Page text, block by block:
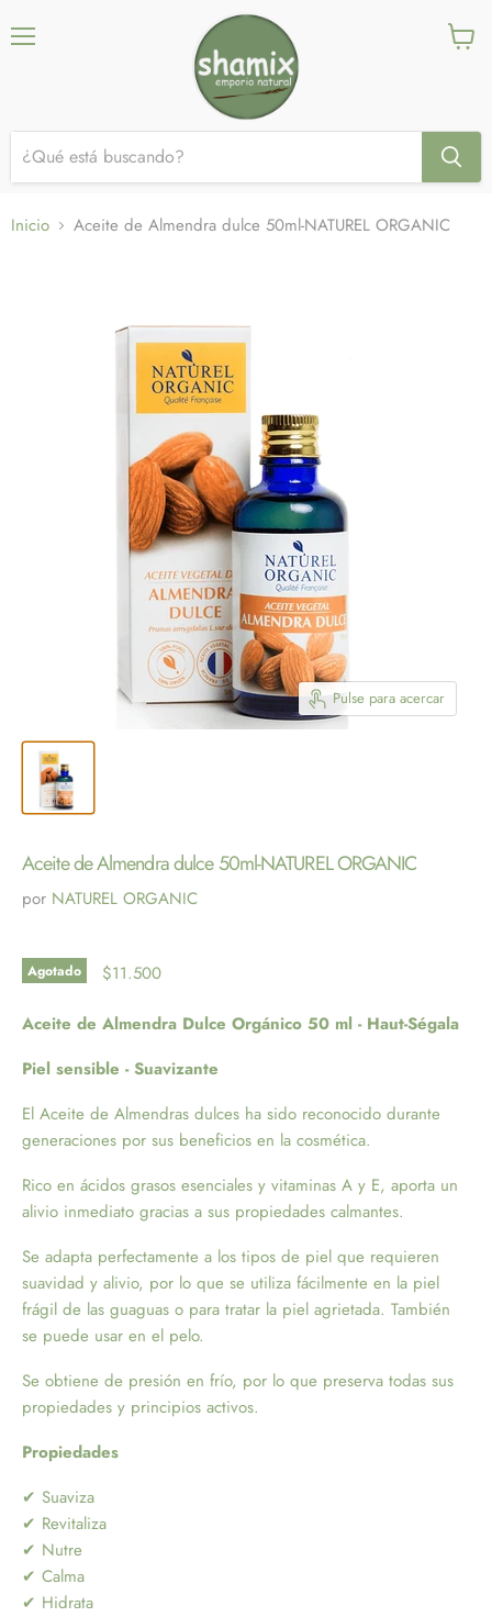
Inicio Aceite de Almendra dulce 50ml-NATUREL ORGANIC
Pulse para acercar
Aceite de Almendra dulce 50ml-NATUREL ORGANIC
por NATUREL ORGANIC
Agotado $11.500
Aceite de Almendra Dulce Orgánico 50 ml - Haut-Ségala
Piel sensible - Suavizante
El Aceite de Almendras dulces ha sido reconocido durante
generaciones por sus beneficios en la cosmética.
Rico en ácidos grasos esenciales y vitaminas A y E, aporta un
alivio inmediato gracias a sus propiedades calmantes.
Se adapta perfectamente a los tipos de piel que requieren
suavidad y alivio, por lo que se utiliza fácilmente en la piel
frágil de las guaguas o para tratar la piel agrietada. También
se puede usar en el pelo.
Se obtiene de presión en frío, por lo que preserva todas sus
propiedades y principios activos.
Propiedades
✔ Suaviza
✔ Revitaliza
✔ Nutre
✔ Calma
✔ Hidrata